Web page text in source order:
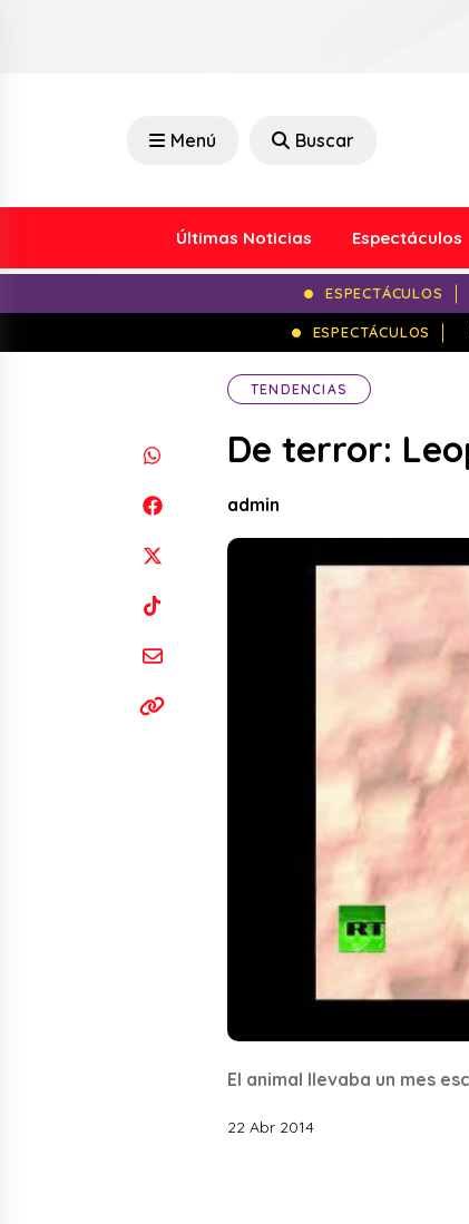
Menú Buscar
Últimas Noticias Espectáculos
ESPECTÁCULOS
ESPECTÁCULOS
TENDENCIAS
De terror:
admin
El animal llevaba un mes
22 Abr 2014